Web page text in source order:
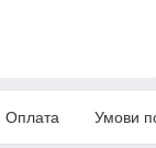
Оплата Умови